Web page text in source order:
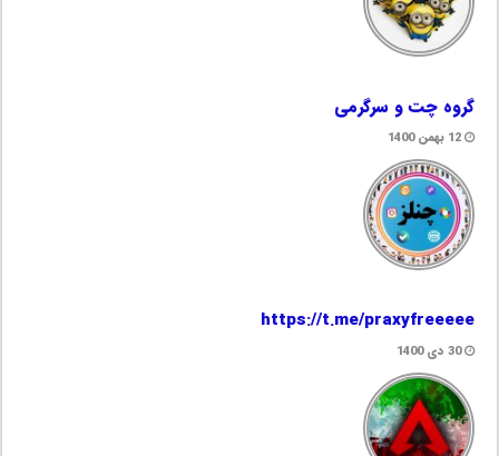
گروه چت و سرگرمی
12 بهمن 1400
https://t.me/praxyfreeeee
30 دی 1400